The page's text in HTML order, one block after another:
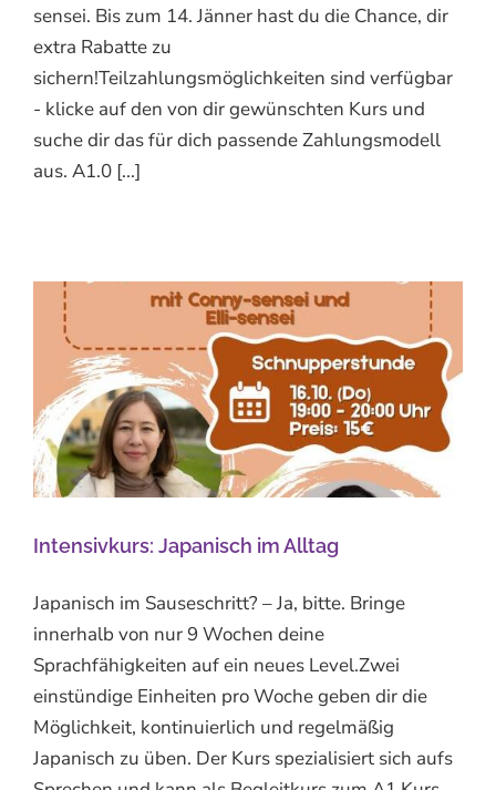
sensei. Bis zum 14. Jänner hast du die Chance, dir
extra Rabatte zu
sichern!Teilzahlungsmöglichkeiten sind verfügbar
- klicke auf den von dir gewünschten Kurs und
suche dir das für dich passende Zahlungsmodell
aus. A1.0 [...]
Intensivkurs: Japanisch im Alltag
Japanisch im Sauseschritt? – Ja, bitte. Bringe
innerhalb von nur 9 Wochen deine
Sprachfähigkeiten auf ein neues Level.Zwei
einstündige Einheiten pro Woche geben dir die
Möglichkeit, kontinuierlich und regelmäßig
Japanisch zu üben. Der Kurs spezialisiert sich aufs